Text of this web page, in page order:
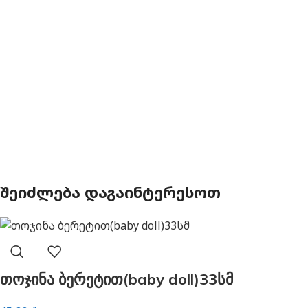
ᲨᲔᲘᲫᲚᲔᲑᲐ ᲓᲐᲒᲐᲘᲜᲢᲔᲠᲔᲡᲝᲗ
თოჯინა ბერეტით(baby doll)33სმ